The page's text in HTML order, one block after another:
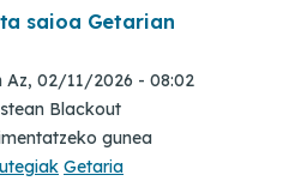
saioa Getarian
Az, 02/11/2026 - 08:02
Blackout
gunea
Getaria